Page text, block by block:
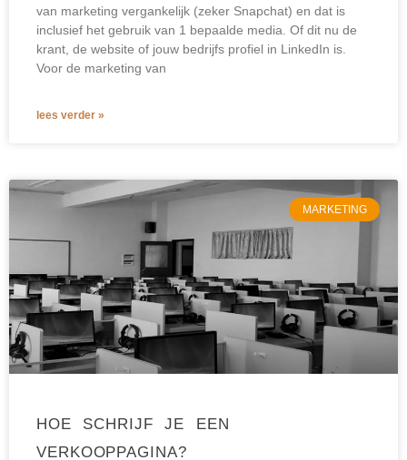
van marketing vergankelijk (zeker Snapchat) en dat is
inclusief het gebruik van 1 bepaalde media. Of dit nu de
krant, de website of jouw bedrijfs profiel in LinkedIn is.
Voor de marketing van
lees verder »
MARKETING
HOE SCHRIJF JE EEN
VERKOOPPAGINA?